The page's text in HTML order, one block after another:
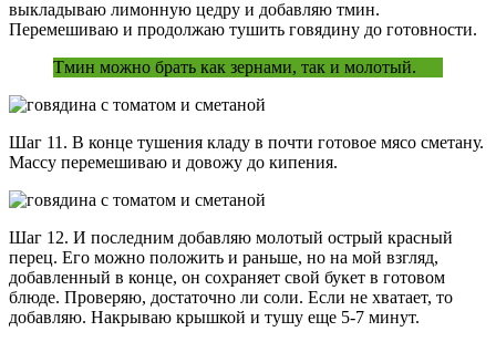
выкладываю лимонную цедру и добавляю тмин.
Перемешиваю и продолжаю тушить говядину до готовности.
Тмин можно брать как зернами, так и молотый.
Шаг 11. В конце тушения кладу в почти готовое мясо сметану.
Массу перемешиваю и довожу до кипения.
Шаг 12. И последним добавляю молотый острый красный
перец. Его можно положить и раньше, но на мой взгляд,
добавленный в конце, он сохраняет свой букет в готовом
блюде. Проверяю, достаточно ли соли. Если не хватает, то
добавляю. Накрываю крышкой и тушу еще 5-7 минут.